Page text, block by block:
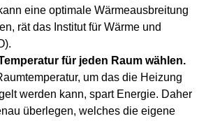
eine optimale Wärmeausbreitung
rät das Institut für Wärme und
für jeden Raum wählen.
um das die Heizung
werden kann, spart Energie. Daher
überlegen, welches die eigene